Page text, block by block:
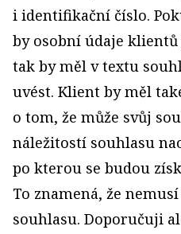
i identifikační číslo.
by osobní údaje
tak by měl v textu
uvést. Klient by měl
o tom, že může svůj
náležitostí souhlasu
po kterou se budou
To znamená, že
souhlasu. Doporučuji